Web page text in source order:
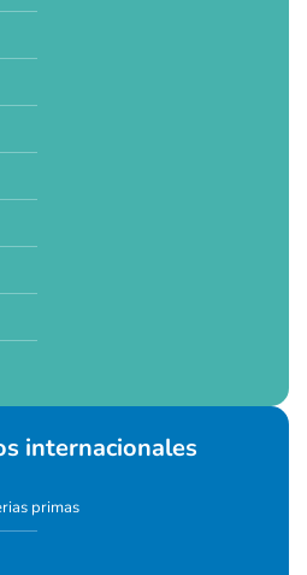
internacionales
primas